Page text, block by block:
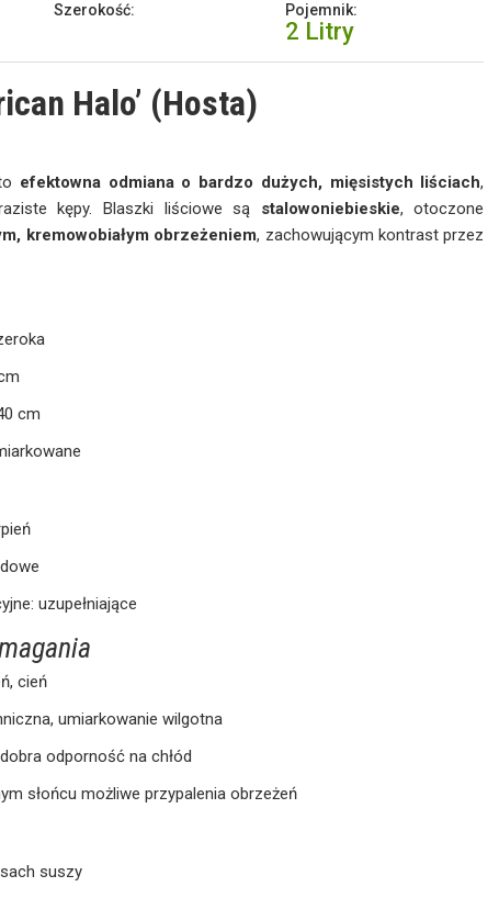
Szerokość: Pojemnik:
2 Litry
Halo’ (Hosta)
efektowna odmiana o bardzo dużych, mięsistych liściach,
kępy. Blaszki liściowe są stalowoniebieskie, otoczone
kremowobiałym obrzeżeniem, zachowującym kontrast przez
cm
uzupełniające
cień
umiarkowanie wilgotna
odporność na chłód
słońcu możliwe przypalenia obrzeżeń
suszy